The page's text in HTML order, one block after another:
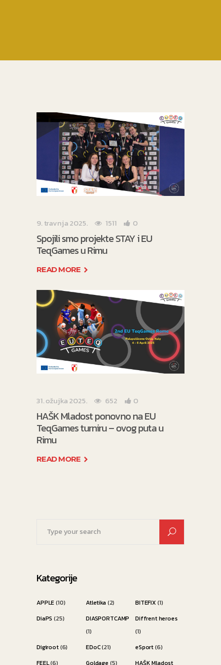
9. travnja 2025. 1511 0
Spojili smo projekte STAY i EU
TeqGames u Rimu
READ MORE
31. ožujka 2025. 652 0
HAŠK Mladost ponovno na EU
TeqGames turniru – ovog puta u
Rimu
READ MORE
Kategorije
APPLE(10) Atletika (2) BITEFIX(1)
DiaPS (25)
DIASPORTCAMP
(1)
Diffrent heroes
(1)
Digiroot(6) EDoC(21) eSport(6)
FEEL(6) Goldage (5) HAŠK Mladost